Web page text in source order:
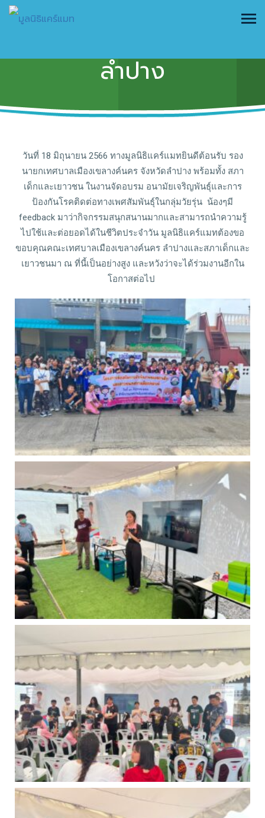
ลำปาง
วันที่ 18 มิถุนายน 2566 ทางมูลนิธิแคร์แมทยินดีต้อนรับ รอง
นายกเทศบาลเมืองเขลางค์นคร จังหวัดลำปาง พร้อมทั้ง สภา
เด็กและเยาวชน ในงานจัดอบรม อนามัยเจริญพันธุ์และการ
ป้องกันโรคติดต่อทางเพศสัมพันธุ์ในกลุ่มวัยรุ่น น้องๆมี
feedback มาว่ากิจกรรมสนุกสนานมากและสามารถนำความรู้
ไปใช้และต่อยอดได้ในชีวิตประจำวัน มูลนิธิแคร์แมทต้องขอ
ขอบคุณคณะเทศบาลเมืองเขลางค์นคร ลำปางและสภาเด็กและ
เยาวชนมา ณ ที่นี้เป็นอย่างสูง และหวังว่าจะได้ร่วมงานอีกใน
โอกาสต่อไป